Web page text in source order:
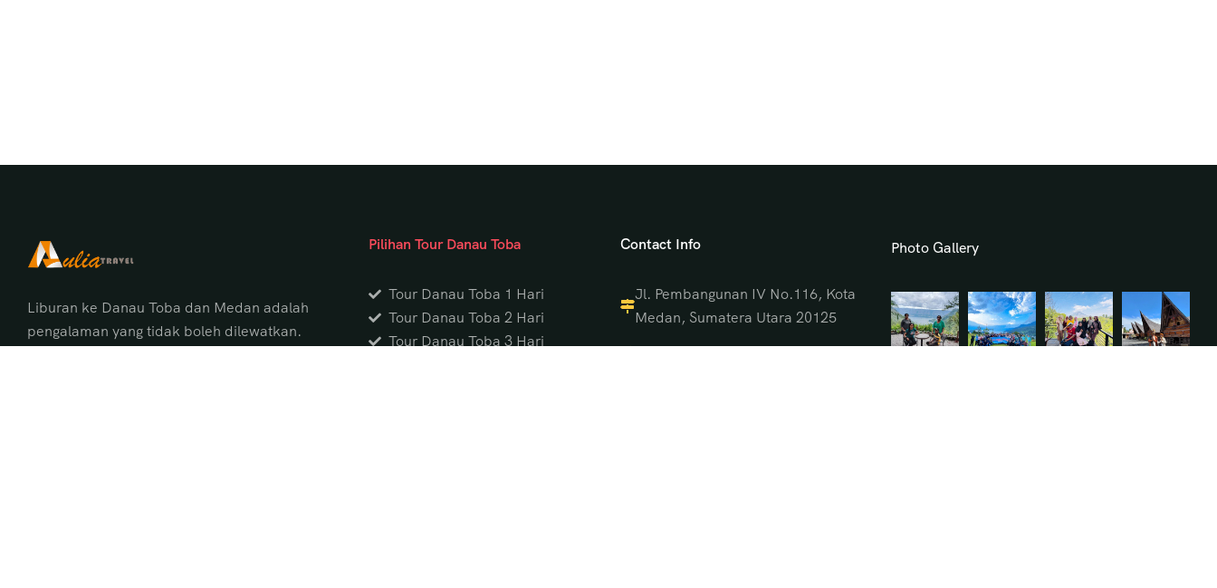
Liburan ke Danau Toba dan Medan adalah
pengalaman yang tidak boleh dilewatkan.
Pilihan Tour Danau Toba
Tour Danau Toba 1 Hari
Tour Danau Toba 2 Hari
Tour Danau Toba 3 Hari
Contact Info
Jl. Pembangunan IV No.116, Kota
Medan, Sumatera Utara 20125
Photo Gallery